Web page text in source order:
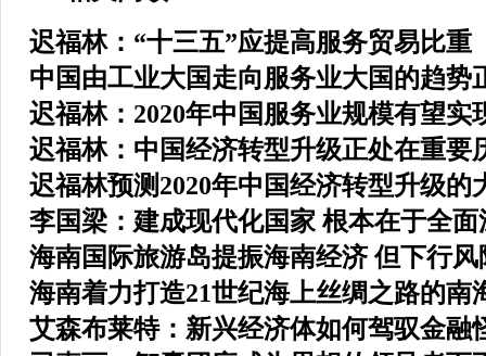
迟福林：“十三五”应提高服务贸易比重
中国由工业大国走向服务业大国的趋势
迟福林：2020年中国服务业规模有望实
迟福林：中国经济转型升级正处在重要
迟福林预测2020年中国经济转型升级的
李国梁：建成现代化国家 根本在于全面
海南国际旅游岛提振海南经济 但下行风
海南着力打造21世纪海上丝绸之路的南
艾森布莱特：新兴经济体如何驾驭金融